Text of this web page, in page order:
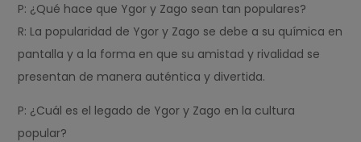
P: ¿Qué hace que Ygor y Zago sean tan populares?
R: La popularidad de Ygor y Zago se debe a su química en
pantalla y a la forma en que su amistad y rivalidad se
presentan de manera auténtica y divertida.
P: ¿Cuál es el legado de Ygor y Zago en la cultura
popular?